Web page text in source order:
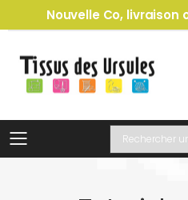
Nouvelle Co,
Toggle mobile
Recherche